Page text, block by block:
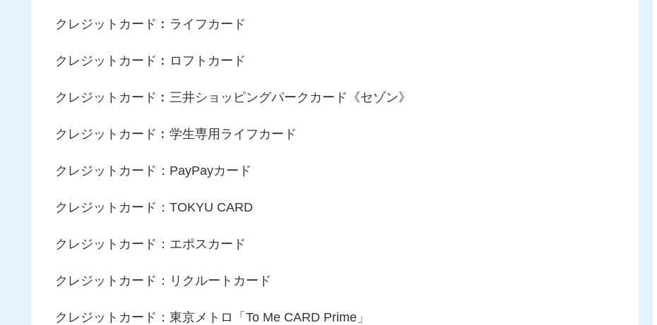
クレジットカード︰ライフカード
クレジットカード︰ロフトカード
クレジットカード︰三井ショッピングパークカード《セゾン》
クレジットカード︰学生専用ライフカード
クレジットカード：PayPayカード
クレジットカード：TOKYU CARD
クレジットカード：エポスカード
クレジットカード：リクルートカード
クレジットカード：東京メトロ「To Me CARD Prime」